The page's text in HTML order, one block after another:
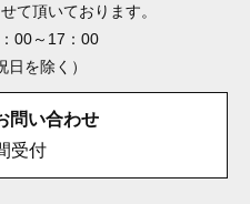
て頂いております。
00～17：00
日を除く）
問い合わせ
受付